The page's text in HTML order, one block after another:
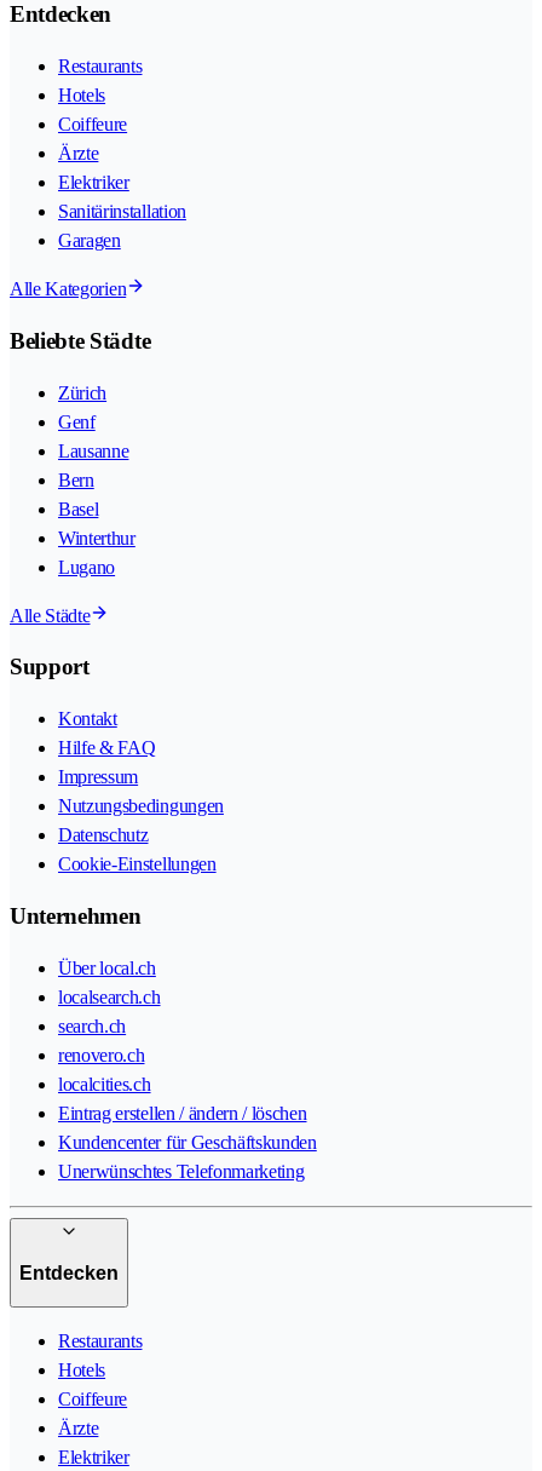
Entdecken
Restaurants
Hotels
Coiffeure
Ärzte
Elektriker
Sanitärinstallation
Garagen
Alle Kategorien
Beliebte Städte
Zürich
Genf
Lausanne
Bern
Basel
Winterthur
Lugano
Alle Städte
Support
Kontakt
Hilfe & FAQ
Impressum
Nutzungsbedingungen
Datenschutz
Cookie-Einstellungen
Unternehmen
Über local.ch
localsearch.ch
search.ch
renovero.ch
localcities.ch
Eintrag erstellen / ändern / löschen
Kundencenter für Geschäftskunden
Unerwünschtes Telefonmarketing
Entdecken
Restaurants
Hotels
Coiffeure
Ärzte
Elektriker